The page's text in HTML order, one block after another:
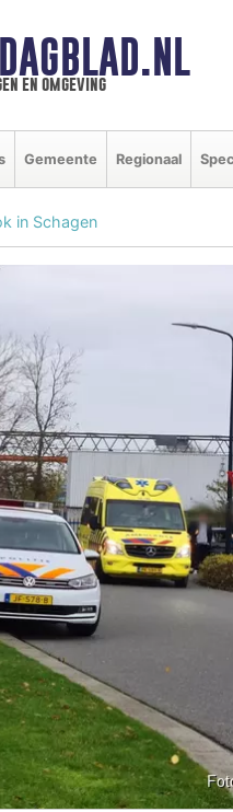
en omgeving
Gemeente Regionaal
in Schagen